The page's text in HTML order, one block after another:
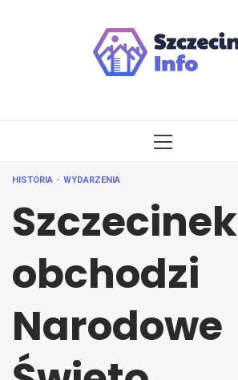
PRIMARY
HISTORIA WYDARZENIA
Szczecinek
obchodzi
Narodowe